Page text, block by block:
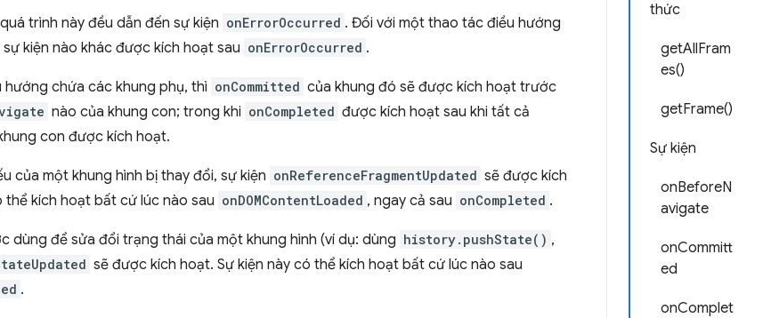
thức
getAllFram
es()
getFrame()
Sự kiện
onBeforeN
avigate
onCommitt
ed
onComplet
trình này đều dẫn đến sự kiện onErrorOccurred . Đối với một thao tác điều hướng
kiện nào khác được kích hoạt sau onErrorOccurred .
hướng chứa các khung phụ, thì onCommitted của khung đó sẽ được kích hoạt trước
nào của khung con; trong khi onCompleted được kích hoạt sau khi tất cả
con được kích hoạt.
của một khung hình bị thay đổi, sự kiện onReferenceFragmentUpdated sẽ được kích
thể kích hoạt bất cứ lúc nào sau onDOMContentLoaded , ngay cả sau onCompleted .
dùng để sửa đổi trạng thái của một khung hình (ví dụ: dùng history.pushState() ,
sẽ được kích hoạt. Sự kiện này có thể kích hoạt bất cứ lúc nào sau
.